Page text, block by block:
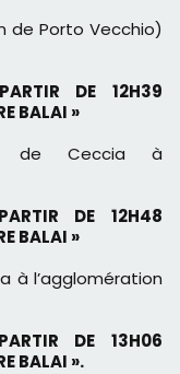
de Porto Vecchio)
DE 12H39
BALAI »
de Ceccia à
DE 12H48
BALAI »
à l’agglomération
DE 13H06
BALAI ».